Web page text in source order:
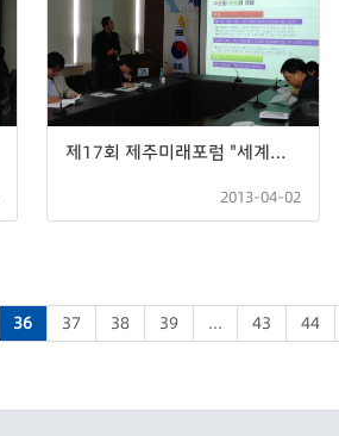
제17회 제주미래포럼 "세계환경수도를 위한 전략과 과제
2013-04-02
36 37 38 39 ... 43 44